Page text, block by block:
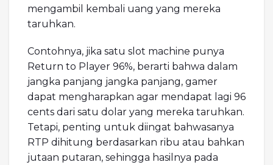
mengambil kembali uang yang mereka
taruhkan.
Contohnya, jika satu slot machine punya
Return to Player 96%, berarti bahwa dalam
jangka panjang jangka panjang, gamer
dapat mengharapkan agar mendapat lagi 96
cents dari satu dolar yang mereka taruhkan.
Tetapi, penting untuk diingat bahwasanya
RTP dihitung berdasarkan ribu atau bahkan
jutaan putaran, sehingga hasilnya pada